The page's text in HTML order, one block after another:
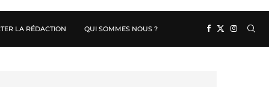
LA RÉDACTION QUI SOMMES NOUS ?